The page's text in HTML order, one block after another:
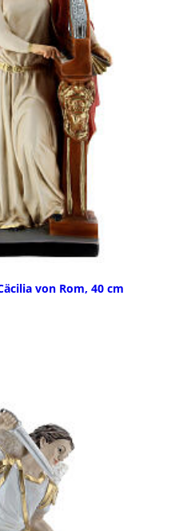
von Rom, 40 cm